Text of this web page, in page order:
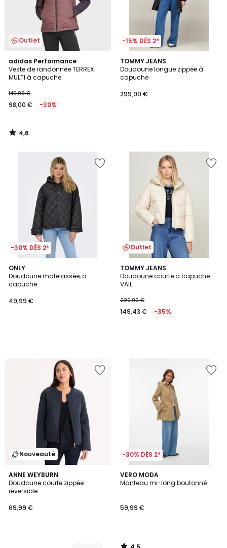
Outlet
adidas Performance
Veste de randonnée TERREX
MULTI à capuche
140,00 €
98,00 € -30%
4,6
/ 5
4,6
/
-15% DÈS 2*
TOMMY JEANS
Doudoune longue zippée à
capuche
299,90 €
-30% DÈS 2*
ONLY
Doudoune matelassée, à
capuche
49,99 €
Outlet
TOMMY JEANS
Doudoune courte à capuche
VAIL
229,90 €
149,43 € -35%
Nouveauté
ANNE WEYBURN
Doudoune courte zippée
réversible
69,99 €
2
Couleurs
-30% DÈS 2*
VERO MODA
Manteau mi-long boutonné
59,99 €
4,5
/ 5